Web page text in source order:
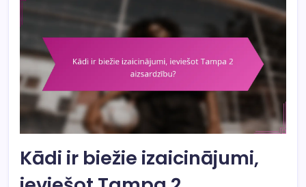
Kādi ir biežie izaicinājumi,